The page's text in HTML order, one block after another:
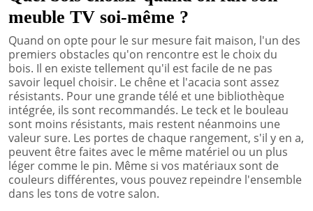
meuble TV soi-même ?
Quand on opte pour le sur mesure fait maison, l'un des
premiers obstacles qu'on rencontre est le choix du
bois. Il en existe tellement qu'il est facile de ne pas
savoir lequel choisir. Le chêne et l'acacia sont assez
résistants. Pour une grande télé et une bibliothèque
intégrée, ils sont recommandés. Le teck et le bouleau
sont moins résistants, mais restent néanmoins une
valeur sure. Les portes de chaque rangement, s'il y en a,
peuvent être faites avec le même matériel ou un plus
léger comme le pin. Même si vos matériaux sont de
couleurs différentes, vous pouvez repeindre l'ensemble
dans les tons de votre salon.